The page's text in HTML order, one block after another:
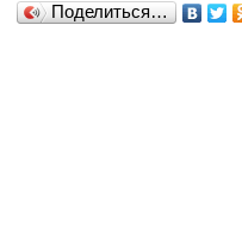
Поделиться…